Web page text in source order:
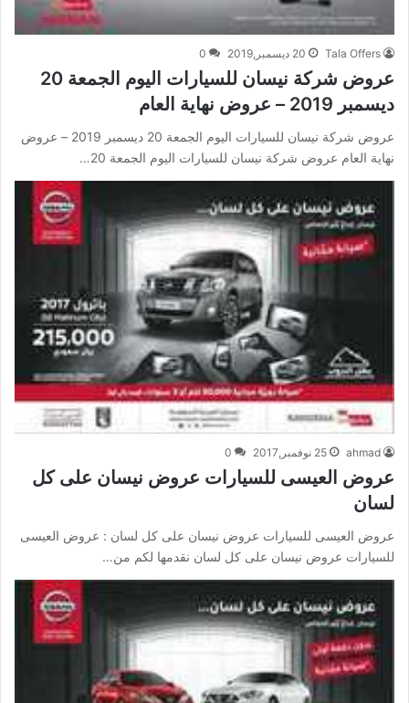
Tala Offers 20 ديسمبر,2019 0
عروض شركة نيسان للسيارات اليوم الجمعة 20
ديسمبر 2019 – عروض نهاية العام
عروض شركة نيسان للسيارات اليوم الجمعة 20 ديسمبر 2019 – عروض
نهاية العام عروض شركة نيسان للسيارات اليوم الجمعة 20…
ahmad 25 نوفمبر,2017 0
عروض العيسى للسيارات عروض نيسان على كل
لسان
عروض العيسى للسيارات عروض نيسان على كل لسان : عروض العيسى
للسيارات عروض نيسان على كل لسان نقدمها لكم من…